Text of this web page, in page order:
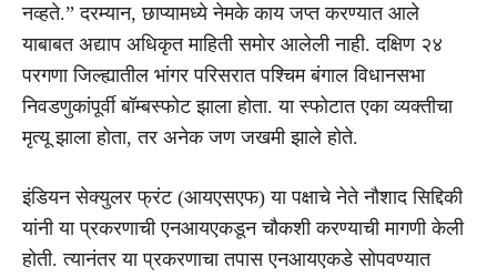
नव्हते.” दरम्यान, छाप्यामध्ये नेमके काय जप्त करण्यात आले
याबाबत अद्याप अधिकृत माहिती समोर आलेली नाही. दक्षिण २४
परगणा जिल्ह्यातील भांगर परिसरात पश्चिम बंगाल विधानसभा
निवडणुकांपूर्वी बॉम्बस्फोट झाला होता. या स्फोटात एका व्यक्तीचा
मृत्यू झाला होता, तर अनेक जण जखमी झाले होते.
इंडियन सेक्युलर फ्रंट (आयएसएफ) या पक्षाचे नेते नौशाद सिद्दिकी
यांनी या प्रकरणाची एनआयएकडून चौकशी करण्याची मागणी केली
होती. त्यानंतर या प्रकरणाचा तपास एनआयएकडे सोपवण्यात